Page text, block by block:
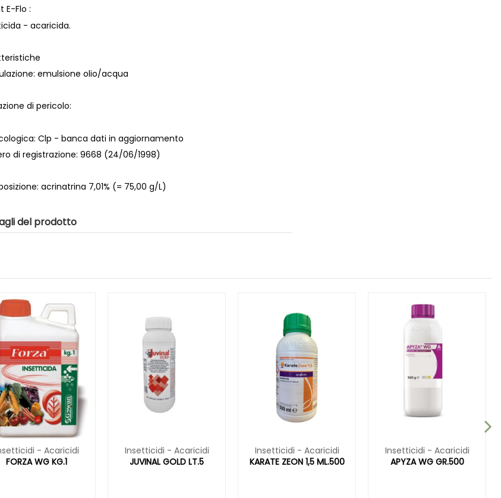
E-Flo :
- acaricida.
emulsione olio/acqua
di pericolo:
Clp - banca dati in aggiornamento
di registrazione: 9668 (24/06/1998)
acrinatrina 7,01% (= 75,00 g/L)
del prodotto
- Acaricidi
FORZA WG KG.1
Insetticidi - Acaricidi
JUVINAL GOLD LT.5
Insetticidi - Acaricidi
KARATE ZEON 1,5 ML.500
Insetticidi - Acaricidi
APYZA WG GR.500